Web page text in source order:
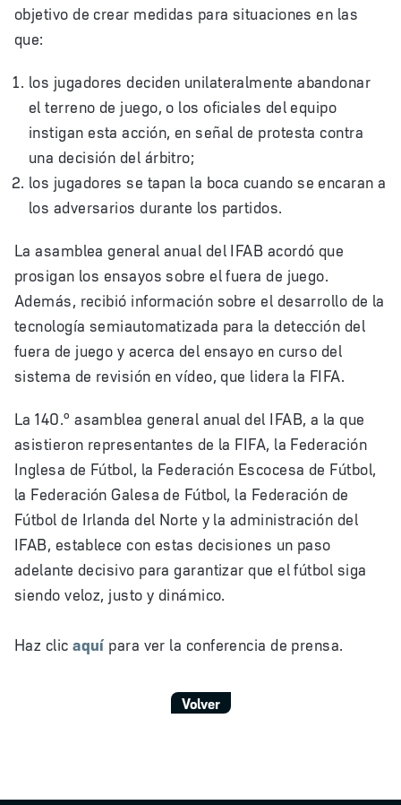
objetivo de crear medidas para situaciones en las
que:
los jugadores deciden unilateralmente abandonar
el terreno de juego, o los oficiales del equipo
instigan esta acción, en señal de protesta contra
una decisión del árbitro;
los jugadores se tapan la boca cuando se encaran a
los adversarios durante los partidos.
La asamblea general anual del IFAB acordó que
prosigan los ensayos sobre el fuera de juego.
Además, recibió información sobre el desarrollo de la
tecnología semiautomatizada para la detección del
fuera de juego y acerca del ensayo en curso del
sistema de revisión en vídeo, que lidera la FIFA.
La 140.º asamblea general anual del IFAB, a la que
asistieron representantes de la FIFA, la Federación
Inglesa de Fútbol, la Federación Escocesa de Fútbol,
la Federación Galesa de Fútbol, la Federación de
Fútbol de Irlanda del Norte y la administración del
IFAB, establece con estas decisiones un paso
adelante decisivo para garantizar que el fútbol siga
siendo veloz, justo y dinámico.
Haz clicaquípara ver la conferencia de prensa.
Volver